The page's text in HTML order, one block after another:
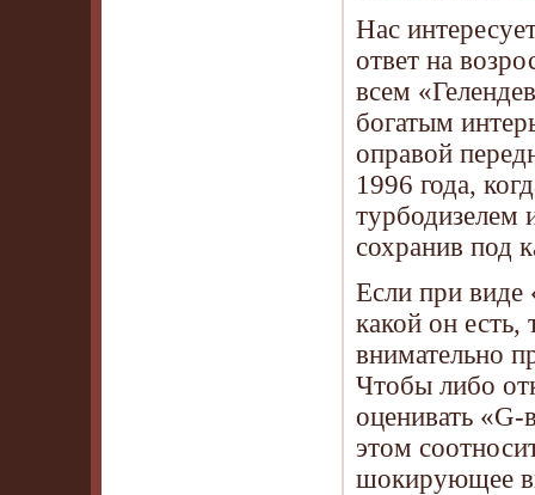
Нас
ответ на
всем
богатым
оправой
1996 года,
турбодизелем
сохранив под
Если при виде
какой он
внимательно
Чтобы либо
оценивать «G-
этом
шокирующее